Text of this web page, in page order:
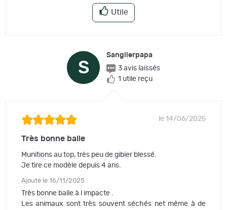
Utile
S
Sanglierpapa
3 avis laissés
1 utile reçu
le 14/06/2025
Très bonne balle
Munitions au top, très peu de gibier blessé.
Je tire ce modèle depuis 4 ans.
Ajouté le 16/11/2025 :
Très bonne balle à l impacte .
Les animaux sont très souvent séchés net même à de